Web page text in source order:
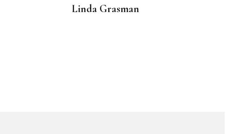
Linda Grasman